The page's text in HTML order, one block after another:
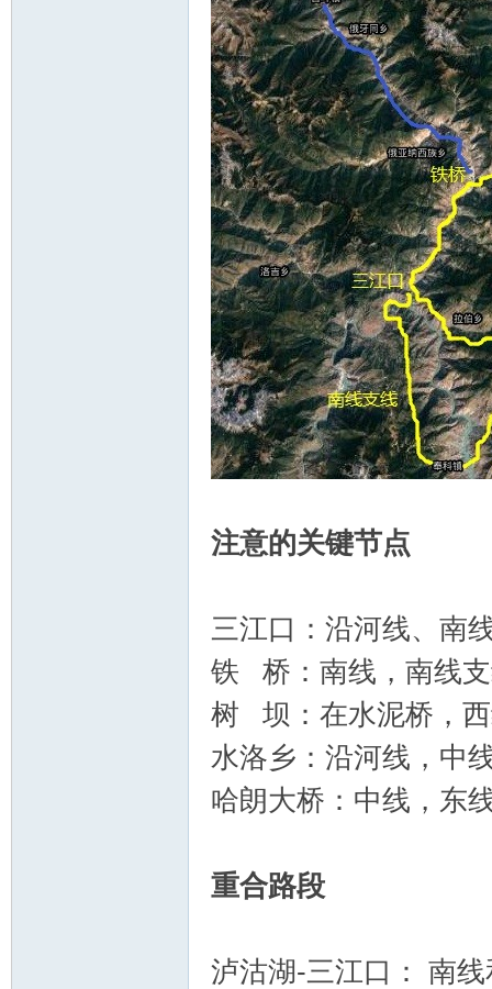
注意的关键节点
三江口：沿河线、南
铁 桥：南线，南线
树 坝：在水泥桥，
水洛乡：沿河线，中
哈朗大桥：中线，东
重合路段
泸沽湖-三江口： 南